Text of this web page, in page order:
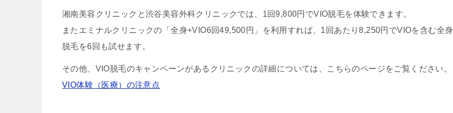
湘南美容クリニックと渋谷美容外科クリニックでは、1回9,800円でVIO脱毛を体験できます。
またエミナルクリニックの「全身+VIO6回49,500円」を利用すれば、1回あたり8,250円でVIOを含む全身
脱毛を6回も試せます。
その他、VIO脱毛のキャンペーンがあるクリニックの詳細については、こちらのページをご覧ください。
VIO体験（医療）の注意点